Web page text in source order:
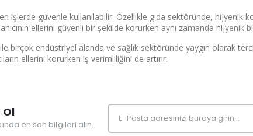
işlerde güvenle kullanılabilir. Özellikle gıda sektöründe, hijyenik
ellerini güvenli bir şekilde korurken aynı zamanda hijyenik
birçok endüstriyel alanda ve sağlık sektöründe yaygın olarak
ellerini korurken iş verimliliğini de artırır.
en son bilgileri alın.